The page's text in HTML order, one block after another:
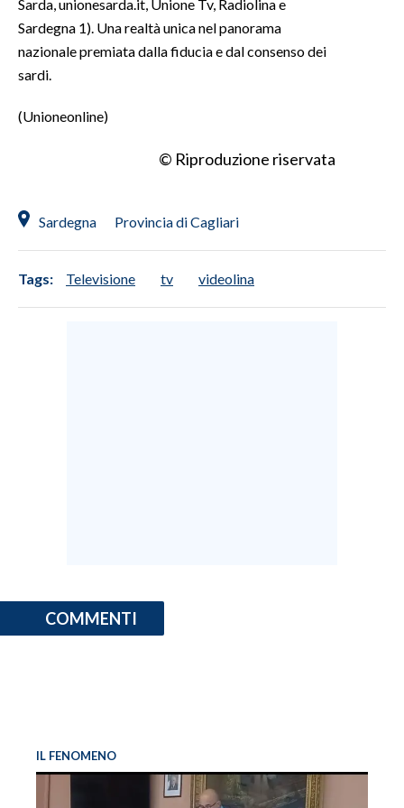
Sarda, unionesarda.it, Unione Tv, Radiolina e
Sardegna 1). Una realtà unica nel panorama
nazionale premiata dalla fiducia e dal consenso dei
sardi.
(Unioneonline)
© Riproduzione riservata
Sardegna Provincia di Cagliari
Tags: Televisione tv videolina
COMMENTI
IL FENOMENO